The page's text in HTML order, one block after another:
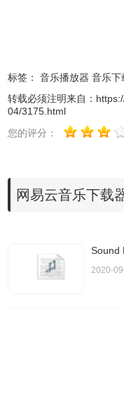
如下图：
标签： 音乐播放器 音乐下
转载必须注明来自：
04/3175.html
您的评分：
网易云音乐下载
Sound
2020-